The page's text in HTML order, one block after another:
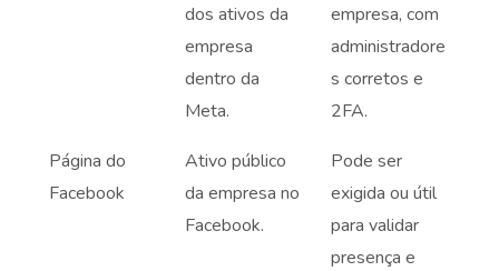
dos ativos da
empresa
dentro da
Meta.
empresa, com
administradore
s corretos e
2FA.
Página do
Facebook
Ativo público
da empresa no
Facebook.
Pode ser
exigida ou útil
para validar
presença e